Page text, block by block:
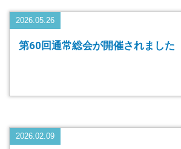
2026.05.26
第60回通常総会が開催されました
2026.02.09